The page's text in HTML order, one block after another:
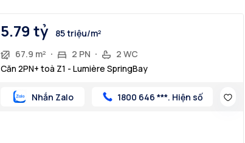
5.79 tỷ
85 triệu/m²
67.9 m²
2 PN
2 WC
Căn 2PN+ toà Z1 - Lumière SpringBay
Nhắn Zalo 1800 646 ***. Hiện số